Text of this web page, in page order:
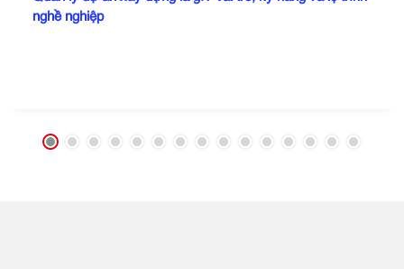
nghề nghiệp